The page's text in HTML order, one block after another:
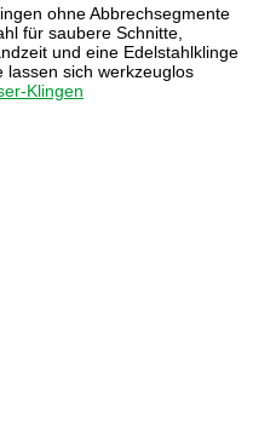
ohne Abbrechsegmente
für saubere Schnitte,
und eine Edelstahlklinge
lassen sich werkzeuglos
Klingen